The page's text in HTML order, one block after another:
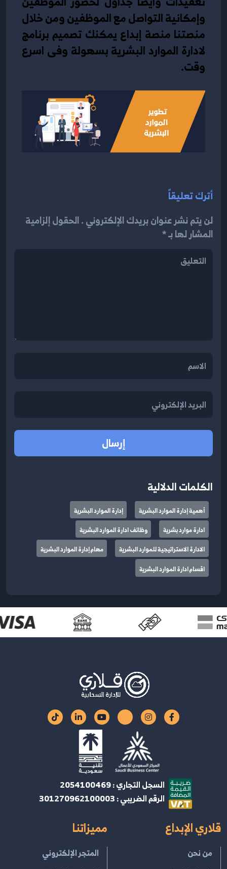
وقت.
أترك تعليقاً
لن يتم نشر عنوان بريدك الإلكتروني . الحقول إلزامية
المشار لها بـ *
إرسال
الكلمات الدلالية
أهمية إدارة الموارد البشرية
إدارة الموارد البشرية
ادارة موارد بشرية
وظائف ادارة الموارد البشرية
الادارة الاستراتيجية للموارد البشرية
مهام إدارة الموارد البشرية
اقسام ادارة الموارد البشرية
السجل التجاري : 2054100469
الرقم الضريبي : 301270962100003
قلاري الإبداع
من نحن
مميزاتنا
المتجر الإلكتروني